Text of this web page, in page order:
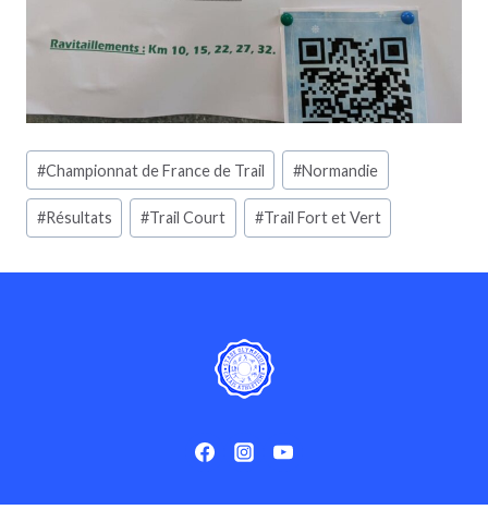
Étiquettes
de
la
#Championnat de France de Trail #Normandie
#Résultats #Trail Court #Trail Fort et Vert